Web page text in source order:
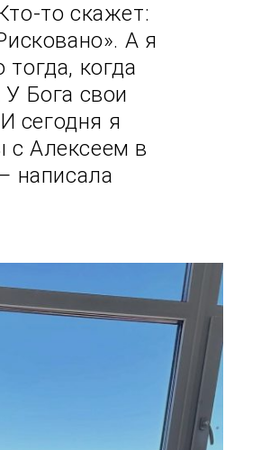
то скажет:
А я
когда
Бога свои
сегодня я
с Алексеем в
написала